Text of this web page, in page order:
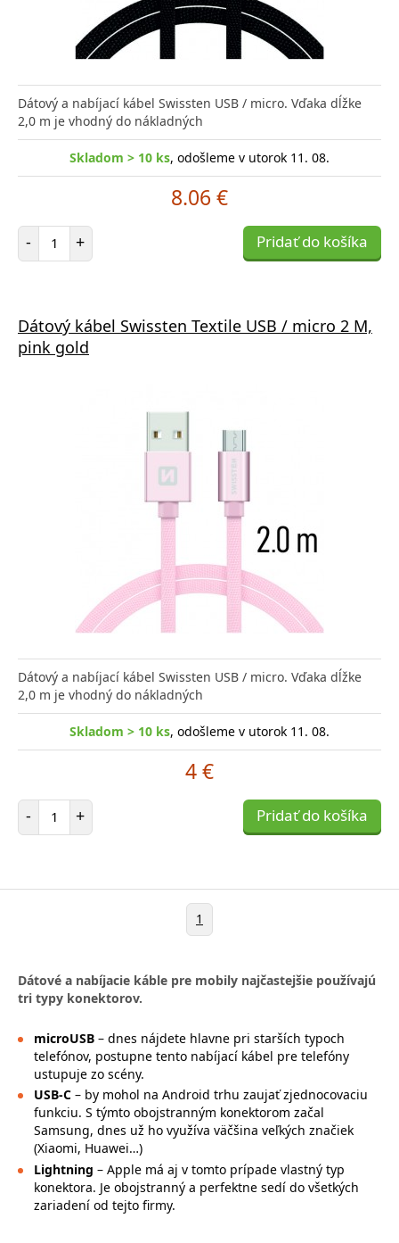
Dátový a nabíjací kábel Swissten USB / micro. Vďaka dĺžke
2,0 m je vhodný do nákladných
Skladom > 10 ks, odošleme v utorok 11. 08.
8.06 €
- Počet položiek
+ Pridať do košíka
Dátový kábel Swissten Textile USB / micro 2 M,
pink gold
Dátový a nabíjací kábel Swissten USB / micro. Vďaka dĺžke
2,0 m je vhodný do nákladných
Skladom > 10 ks, odošleme v utorok 11. 08.
4 €
- Počet položiek
+ Pridať do košíka
1
Dátové a nabíjacie káble pre mobily najčastejšie používajú
tri typy konektorov.
microUSB – dnes nájdete hlavne pri starších typoch
telefónov, postupne tento nabíjací kábel pre telefóny
ustupuje zo scény.
USB-C – by mohol na Android trhu zaujať zjednocovaciu
funkciu. S týmto obojstranným konektorom začal
Samsung, dnes už ho využíva väčšina veľkých značiek
(Xiaomi, Huawei…)
Lightning – Apple má aj v tomto prípade vlastný typ
konektora. Je obojstranný a perfektne sedí do všetkých
zariadení od tejto firmy.